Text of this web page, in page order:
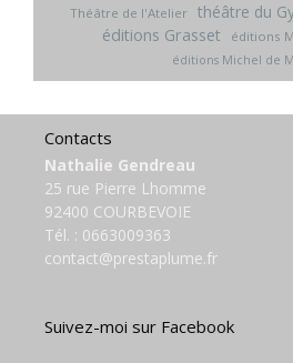
Théâtre de l'Atelier théâtre du
éditions Grasset
éditions
éditions Michel de
Contacts
Nathalie Gendreau
25 rue Pierre Lhomme
92400 COURBEVOIE
Tél. : 0663009363
contact@prestaplume.fr
Suivez-moi sur Facebook